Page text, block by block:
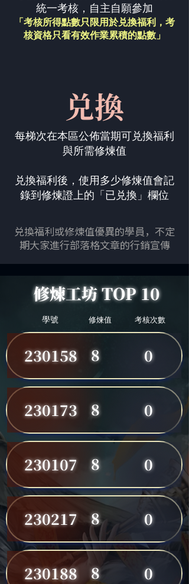
統一考核，自主自願參加
「考核所得點數只限用於兑換福利， 考
核資格只看有效作業累積的點數」
兑換
每梯次在本區公佈當期可兑換福利
與所需修煉值
兑換福利後，使用多少修煉值會記
錄到修煉證上的「已兑換」欄位
兑換福利或修煉值優異的學員，不定
期大家進行部落格文章的行銷宣傳
修煉工坊 TOP 10
學號 修煉值 考核次數
230158 8 0
230173 8 0
230107 8 0
230217 8 0
230188 8 0